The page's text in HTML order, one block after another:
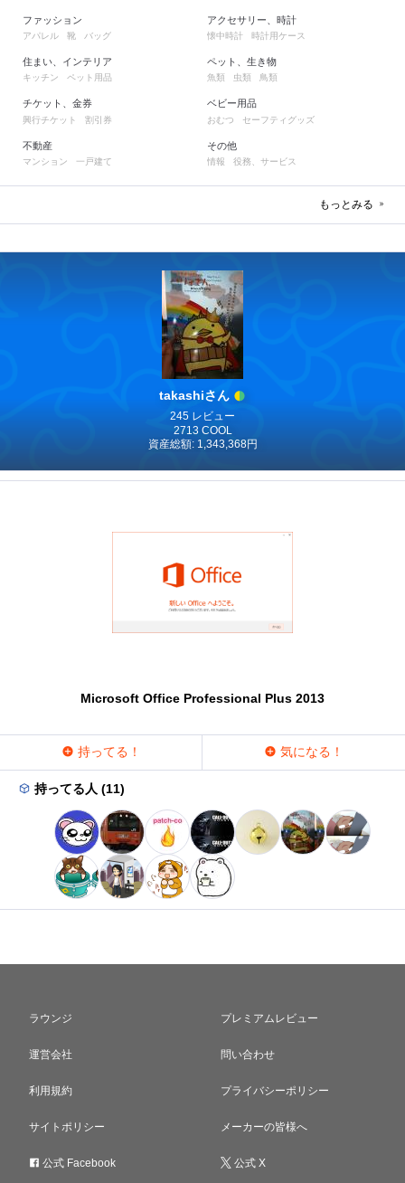
ファッション
アパレル 靴 バッグ
住まい、インテリア
キッチン ペット用品
チケット、金券
興行チケット 割引券
不動産
マンション 一戸建て
アクセサリー、時計
懐中時計 時計用ケース
ペット、生き物
魚類 虫類 鳥類
ベビー用品
おむつ セーフティグッズ
その他
情報 役務、サービス
もっとみる
takashiさん
245 レビュー
2713 COOL
資産総額: 1,343,368円
Microsoft Office Professional Plus 2013
持ってる！ 気になる！
持ってる人 (11)
ラウンジ プレミアムレビュー
運営会社 問い合わせ
利用規約 プライバシーポリシー
サイトポリシー メーカーの皆様へ
公式 Facebook 公式 X